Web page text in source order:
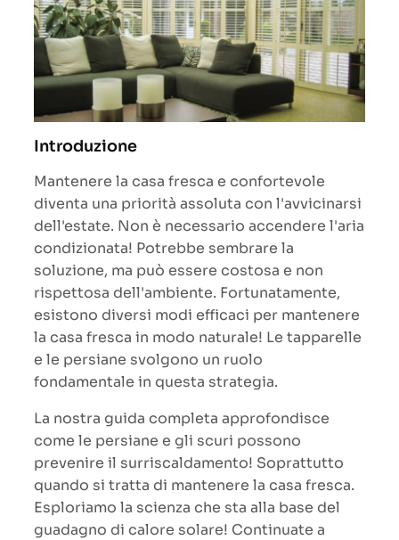
Introduzione
Mantenere la casa fresca e confortevole
diventa una priorità assoluta con l'avvicinarsi
dell'estate. Non è necessario accendere l'aria
condizionata! Potrebbe sembrare la
soluzione, ma può essere costosa e non
rispettosa dell'ambiente. Fortunatamente,
esistono diversi modi efficaci per mantenere
la casa fresca in modo naturale! Le tapparelle
e le persiane svolgono un ruolo
fondamentale in questa strategia.
La nostra guida completa approfondisce
come le persiane e gli scuri possono
prevenire il surriscaldamento! Soprattutto
quando si tratta di mantenere la casa fresca.
Esploriamo la scienza che sta alla base del
guadagno di calore solare! Continuate a